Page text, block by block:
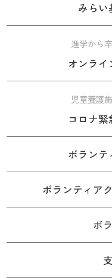
みらい
進学から
オンライ
児童養護
コロナ緊
ボランテ
ボランティア
ボ